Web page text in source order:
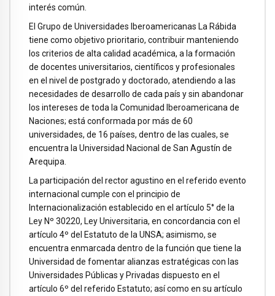
interés común.
El Grupo de Universidades Iberoamericanas La Rábida
tiene como objetivo prioritario, contribuir manteniendo
los criterios de alta calidad académica, a la formación
de docentes universitarios, científicos y profesionales
en el nivel de postgrado y doctorado, atendiendo a las
necesidades de desarrollo de cada país y sin abandonar
los intereses de toda la Comunidad Iberoamericana de
Naciones; está conformada por más de 60
universidades, de 16 países, dentro de las cuales, se
encuentra la Universidad Nacional de San Agustín de
Arequipa.
La participación del rector agustino en el referido evento
internacional cumple con el principio de
Internacionalización establecido en el artículo 5° de la
Ley Nº 30220, Ley Universitaria, en concordancia con el
artículo 4º del Estatuto de la UNSA; asimismo, se
encuentra enmarcada dentro de la función que tiene la
Universidad de fomentar alianzas estratégicas con las
Universidades Públicas y Privadas dispuesto en el
artículo 6º del referido Estatuto; así como en su artículo